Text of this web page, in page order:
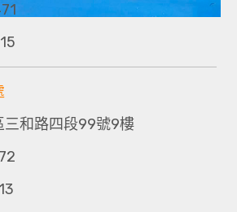
三和路四段99號9樓